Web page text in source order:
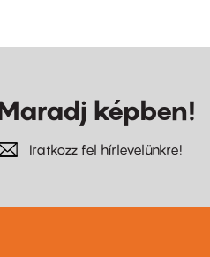
képben!
Iratkozz fel hírlevelünkre!